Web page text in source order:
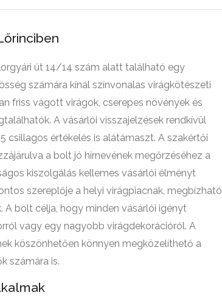
út 14/14 szám alatt található egy
számára kínál színvonalas virágkötészeti
friss vágott virágok, cserepes növények és
A vásárlói visszajelzések rendkívül
csillagos értékelés is alátámaszt. A szakértői
a bolt jó hírnevének megőrzéséhez a
kiszolgálás kellemes vásárlói élményt
szereplője a helyi virágpiacnak, megbízható
A bolt célja, hogy minden vásárlói igényt
vagy egy nagyobb virágdekorációról. A
köszönhetően könnyen megközelíthető a
számára is.